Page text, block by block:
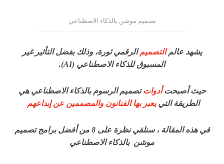
تصميم موشن بالذكاء الاصطناعي
يشهد عالمالتصميمالرقمي ثورة، وذلك بفضل التأثير غير
المسبوق للذكاء الاصطناعي (AI).
حيث أصبحتأدواتتصميم الرسوم بالذكاء الاصطناعي هي
الطريقة التييعبر بها الفنانون والمصممين عن إبداعهم
في هذه المقالة ، سنلقي نظرة على 8 من أفضل برامج تصميم
موشن بالذكاء الاصطناعي